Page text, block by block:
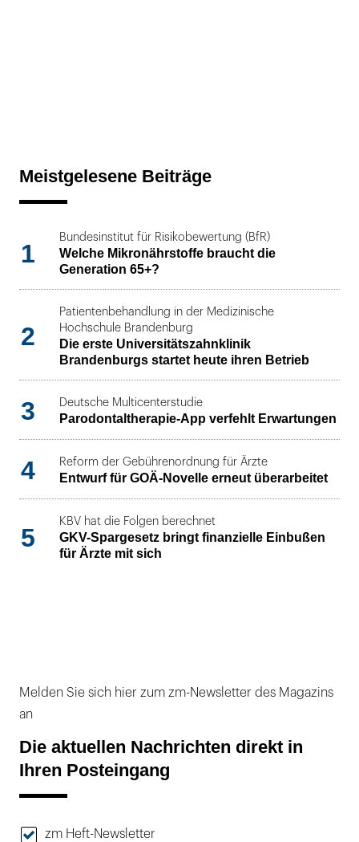
Meistgelesene Beiträge
1
Bundesinstitut für Risikobewertung (BfR)
Welche Mikronährstoffe braucht die
Generation 65+?
2
Patientenbehandlung in der Medizinische
Hochschule Brandenburg
Die erste Universitätszahnklinik
Brandenburgs startet heute ihren Betrieb
3 Deutsche Multicenterstudie
Parodontaltherapie-App verfehlt Erwartungen
4 Reform der Gebührenordnung für Ärzte
Entwurf für GOÄ-Novelle erneut überarbeitet
5
KBV hat die Folgen berechnet
GKV-Spargesetz bringt finanzielle Einbußen
für Ärzte mit sich
Melden Sie sich hier zum zm-Newsletter des Magazins
an
Die aktuellen Nachrichten direkt in
Ihren Posteingang
zm Heft-Newsletter